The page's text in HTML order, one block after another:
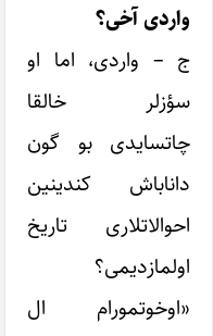
واردی آخی؟
ج – واردی، اما او
سؤزلر خالقا
چاتسایدی بو گون
داناباش کندینین
احوالاتلاری تاریخ
اولمازدیمی؟
«اوخوتمورام ال